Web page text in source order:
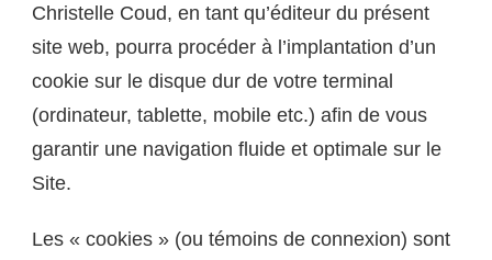
Christelle Coud, en tant qu’éditeur du présent
site web, pourra procéder à l’implantation d’un
cookie sur le disque dur de votre terminal
(ordinateur, tablette, mobile etc.) afin de vous
garantir une navigation fluide et optimale sur le
Site.
Les « cookies » (ou témoins de connexion) sont